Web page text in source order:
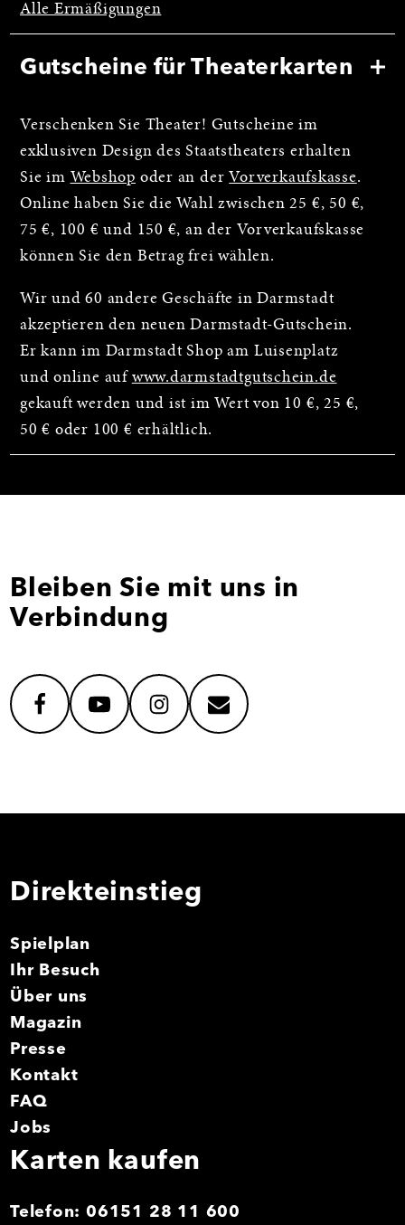
Alle Ermäßigungen
Gutscheine für Theaterkarten
Verschenken Sie Theater! Gutscheine im
exklusiven Design des Staatstheaters erhalten
Sie im Webshop oder an der Vorverkaufskasse.
Online haben Sie die Wahl zwischen 25 €, 50 €,
75 €, 100 € und 150 €, an der Vorverkaufskasse
können Sie den Betrag frei wählen.
Wir und 60 andere Geschäfte in Darmstadt
akzeptieren den neuen Darmstadt-Gutschein.
Er kann im Darmstadt Shop am Luisenplatz
und online auf www.darmstadtgutschein.de
gekauft werden und ist im Wert von 10 €, 25 €,
50 € oder 100 € erhältlich.
Bleiben Sie mit uns in
Verbindung
facebookyoutubeinstagrammail
Direkteinstieg
Spielplan
Ihr Besuch
Über uns
Magazin
Presse
Kontakt
FAQ
Jobs
Karten kaufen
Telefon:06151 28 11 600